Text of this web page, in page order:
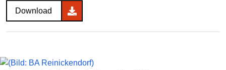
Download